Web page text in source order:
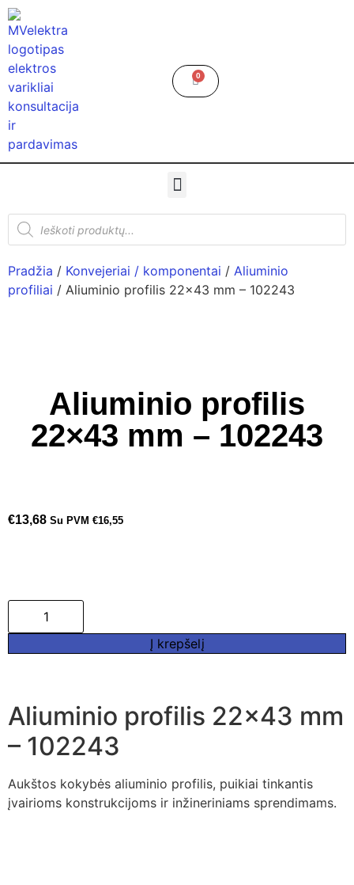
0
Pradžia / Konvejeriai / komponentai / Aliuminio
profiliai / Aliuminio profilis 22×43 mm – 102243
Aliuminio profilis
22×43 mm – 102243
€13,68 Su PVM €16,55
Į krepšelį
Aliuminio profilis 22×43 mm
– 102243
Aukštos kokybės aliuminio profilis, puikiai tinkantis
įvairioms konstrukcijoms ir inžineriniams sprendimams.